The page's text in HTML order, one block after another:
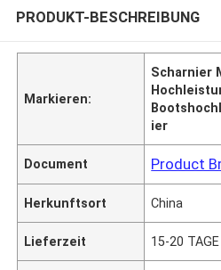
PRODUKT-BESCHREIBUNG
Markieren:
Scharnier
ier
Document Product
Herkunftsort China
Lieferzeit 15-20 TAGE